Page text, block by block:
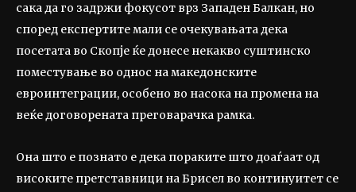
сака да го задржи фокусот врз Западен Балкан, но
според експертите мали се очекувањата дека
посетата во Скопје ќе донесе некакво суштинско
поместување во однос на македонските
евроинтеграции, особено во насока на промена на
веќе договорената преговарачка рамка.
Она што е познато е дека пораките што доаѓаат од
високите претставници на Брисел во континуитет се